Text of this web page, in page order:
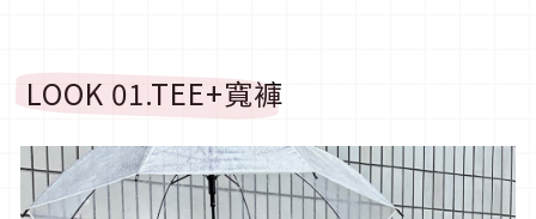
LOOK 01.TEE+寬褲